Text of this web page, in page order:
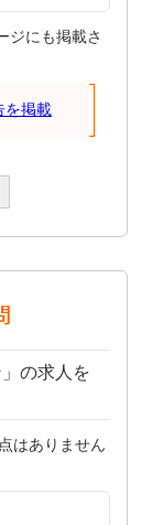
ジにも掲載さ
を掲載
の求人を
はありません